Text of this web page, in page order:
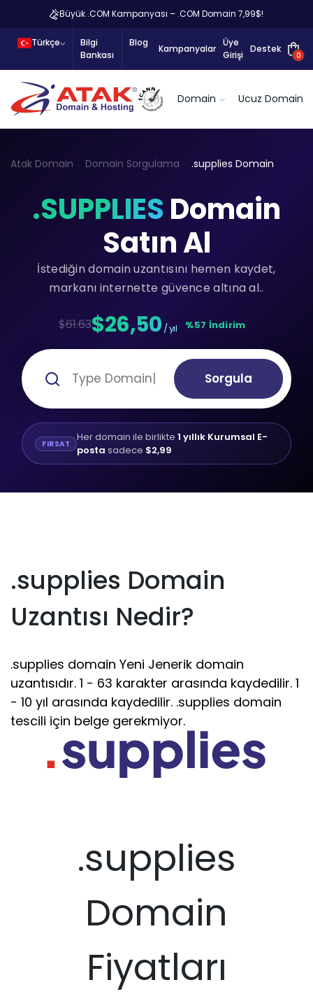
Büyük .COM Kampanyası – .COM Domain 7,99$!
Türkçe
Bilgi
Bankası
Blog
Kampanyalar
Üye
Girişi
Destek
0
Domain Ucuz Domain
Atak Domain Domain Sorgulama .supplies Domain
.SUPPLIES Domain
Satın Al
İstediğin domain uzantısını hemen kaydet,
markanı internette güvence altına al..
$61.63$26,50 / yıl %57 İndirim
Sorgula
FIRSAT Her domain ile birlikte 1 yıllık Kurumsal E-
posta sadece $2,99
.supplies Domain
Uzantısı Nedir?
.supplies domain Yeni Jenerik domain
uzantısıdır. 1 - 63 karakter arasında kaydedilir. 1
- 10 yıl arasında kaydedilir. .supplies domain
tescili için belge gerekmiyor.
.supplies
Domain
Fiyatları